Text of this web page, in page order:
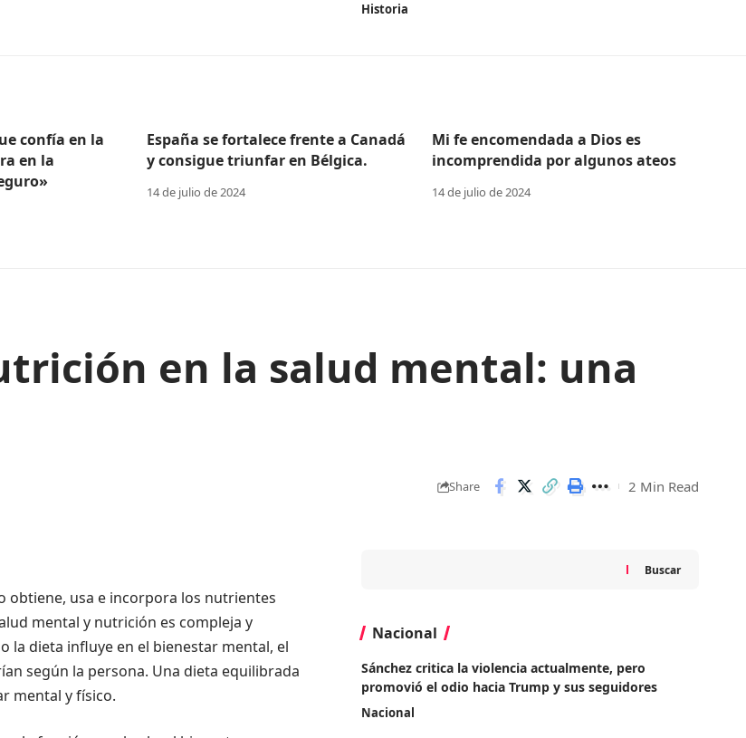
Historia
confía en la
en la
España se fortalece frente a Canadá
y consigue triunfar en Bélgica.
14 de julio de 2024
Mi fe encomendada a Dios es
incomprendida por algunos ateos
14 de julio de 2024
en la salud mental: una
Share 2 Min Read
obtiene, usa e incorpora los nutrientes
mental y nutrición es compleja y
la dieta influye en el bienestar mental, el
según la persona. Una dieta equilibrada
mental y físico.
Buscar
Nacional
Sánchez critica la violencia actualmente, pero
promovió el odio hacia Trump y sus seguidores
Nacional